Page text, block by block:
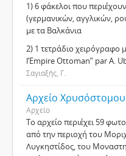
1) 6 φάκελοι που
(γερμανικών, αγγλικών,
με τα Βαλκάνια
2) 1 τετράδιο χειρόγραφο
l’Empire Ottoman” par A.
Σαγιαξής, Γ.
Αρχείο
Αρχείο
Το αρχείο περιέχει 59
από την περιοχή του
Λυγκηστίδος, του